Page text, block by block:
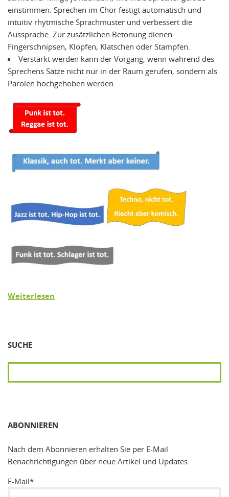
einstimmen. Sprechen im Chor festigt automatisch und
intuitiv rhytmische Sprachmuster und verbessert die
Aussprache. Zur zusätzlichen Betonung dienen
Fingerschnipsen, Klopfen, Klatschen oder Stampfen.
Verstärkt werden kann der Vorgang, wenn während des
Sprechens Sätze nicht nur in der Raum gerufen, sondern als
Parolen hochgehoben werden.
Weiterlesen
SUCHE
ABONNIEREN
Nach dem Abonnieren erhalten Sie per E-Mail
Benachrichtigungen über neue Artikel und Updates.
E-Mail*